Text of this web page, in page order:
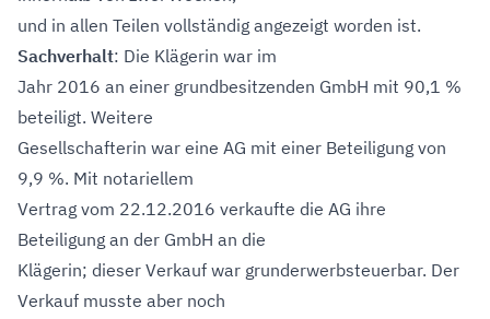
und in allen Teilen vollständig angezeigt worden ist.
Sachverhalt: Die Klägerin war im
Jahr 2016 an einer grundbesitzenden GmbH mit 90,1 %
beteiligt. Weitere
Gesellschafterin war eine AG mit einer Beteiligung von
9,9 %. Mit notariellem
Vertrag vom 22.12.2016 verkaufte die AG ihre
Beteiligung an der GmbH an die
Klägerin; dieser Verkauf war grunderwerbsteuerbar. Der
Verkauf musste aber noch